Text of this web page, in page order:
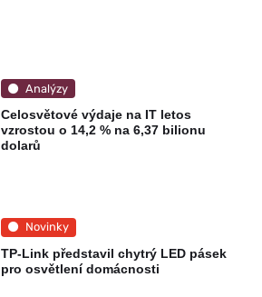
Analýzy
Celosvětové výdaje na IT letos
vzrostou o 14,2 % na 6,37 bilionu
dolarů
Novinky
TP-Link představil chytrý LED pásek
pro osvětlení domácnosti